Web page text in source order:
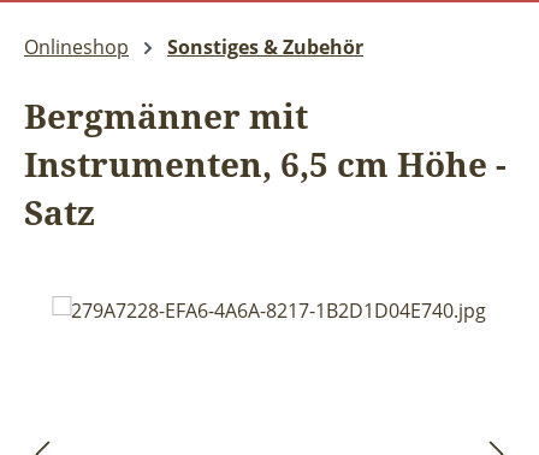
Onlineshop Sonstiges & Zubehör
Bergmänner mit
Instrumenten, 6,5 cm Höhe -
Satz
Bildergalerie überspringen